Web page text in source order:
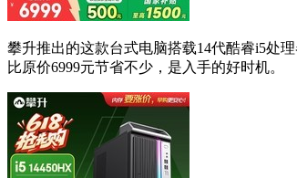
攀升推出的这款台式电脑搭载14代酷睿i5处
比原价6999元节省不少，是入手的好时机。